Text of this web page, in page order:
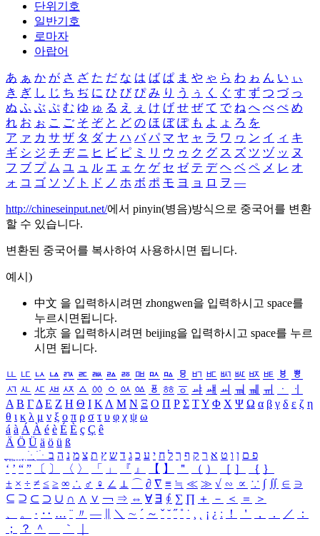
단위기호
일반기호
로마자
아랍어
あ ぁ か が さ ざ た だ な は ば ぱ ま や ゃ ら わ ゎ ん い ぃ
き ぎ し じ ち ぢ に ひ び ぴ み り う ぅ く ぐ す ず つ づ っ
ぬ ふ ぶ ぷ む ゆ ゅ る え ぇ け げ せ ぜ て で ね へ べ ぺ め
れ お ぉ こ ご そ ぞ と ど の ほ ぼ ぽ も よ ょ ろ を
ア ァ カ サ ザ タ ダ ナ ハ バ パ マ ヤ ャ ラ ワ ヮ ン イ ィ キ
ギ シ ジ チ ヂ ニ ヒ ビ ピ ミ リ ウ ゥ ク グ ス ズ ツ ヅ ッ ヌ
フ ブ プ ム ユ ュ ル エ ェ ケ ゲ セ ゼ テ デ ヘ ベ ペ メ レ オ
ォ コ ゴ ソ ゾ ト ド ノ ホ ボ ポ モ ヨ ョ ロ ヲ ―
http://chineseinput.net/에서 pinyin(병음)방식으로 중국어를 변환
할 수 있습니다.
변환된 중국어를 복사하여 사용하시면 됩니다.
예시)
中文 을 입력하시려면 zhongwen을 입력하시고 space를
누르시면됩니다.
北京 을 입력하시려면 beijing을 입력하시고 space를 누르
시면 됩니다.
ㅥ ㅦ ㅧ ㅨ ㅩ ㅪ ㅫ ㅬ ㅭ ㅮ ㅯ ㅰ ㅱ ㅲ ㅳ ㅴ ㅵ ㅶ ㅷ ㅸ
ㅹ
ㅺ ㅻ ㅼ ㅽ ㅾ ㅿ ㆀ ㆁ ㆂ ㆃ ㆄ ㆅ ㆆ ㆇ ㆈ ㆉ ㆊ ㆋ ㆌ ㆍ
ㆎ
Α Β ΓΔ Ε Ζ Η Θ Ι ΚΛ Μ Ν Ξ Ο Π Ρ Σ ΤΥ Φ Χ Ψ Ω α β γ δ ε ζ η
θ ι κ λ μ ν ξ ο π ρ σ τ υ φ χ ψ ω
á à Á À é è É È ç Ç ê
Ä Ö Ü ä ö ü ß
ִֶֹ ֻּ ׁׂ פ ם ן ו ט א ר ק ף ך ל ח י ע כ ג ד ש ץ ת צ מ נ ה ב
‘ ’ “ ” 〔 〕 〈 〉 「 」 『 』 【 】 ＂ （ ） ［ ］ ｛ ｝
± × ÷ ≠ ≤ ≥ ∞ ∴ ♂ ♀ ∠ ⊥ ⌒ ∂ ∇ ≡ ≒ ≪ ≫ √ ∽ ∝ ∵ ∫ ∬ ∈ ∋
⊆ ⊇ ⊂ ⊃ ∪ ∩ ∧ ∨ ￢ ⇒ ⇔ ∀ ∃ ∮ ∑ ∏ ＋ － ＜ ＝
＞
、
。 · ‥ … ¨ 〃 ― ＼ ∼ ´ ～ ˇ ˘ ˝ ˚ ˙ ¸ ¡ ¿ ː ！ ＇ ， ． ／
：
；
？ ＾ ｀